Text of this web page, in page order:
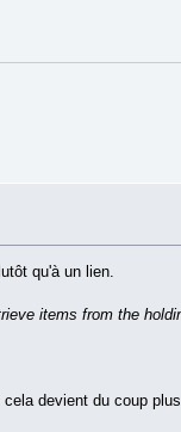
qu'à un lien.
items from the
devient du coup